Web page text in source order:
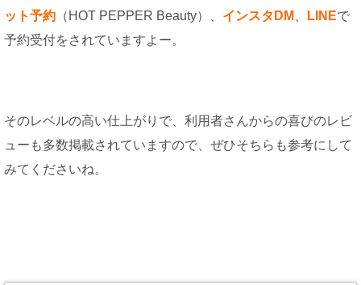
ット予約 （HOT PEPPER Beauty）、 インスタDM LINEで
予約受付をされていますよー。
そのレベルの高い仕上がりで、利用者さんからの喜びのレビ
ューも多数掲載されていますので、ぜひそちらも参考にして
みてくださいね。